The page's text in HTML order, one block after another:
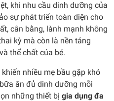
khi nhu cầu dinh dưỡng của
sự phát triển toàn diện cho
cân bằng, lành mạnh không
kỳ mà còn là nền tảng
thể chất của bé.
nhiều mẹ bầu gặp khó
ăn đủ dinh dưỡng mỗi
những thiết bị gia dụng đa